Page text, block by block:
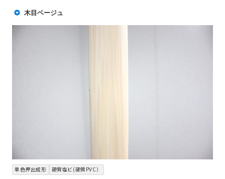
木目ベージュ
単色押出成形 硬質塩ビ(硬質PVC）